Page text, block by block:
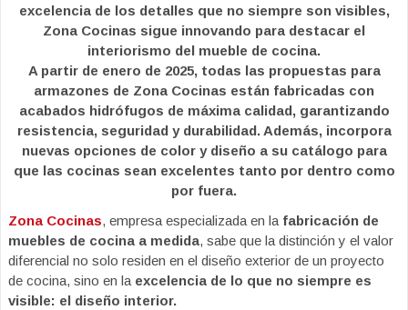
excelencia de los detalles que no siempre son visibles,
Zona Cocinas sigue innovando para destacar el
interiorismo del mueble de cocina.
A partir de enero de 2025, todas las propuestas para
armazones de Zona Cocinas están fabricadas con
acabados hidrófugos de máxima calidad, garantizando
resistencia, seguridad y durabilidad. Además, incorpora
nuevas opciones de color y diseño a su catálogo para
que las cocinas sean excelentes tanto por dentro como
por fuera.
Zona Cocinas, empresa especializada en la fabricación de
muebles de cocina a medida, sabe que la distinción y el valor
diferencial no solo residen en el diseño exterior de un proyecto
de cocina, sino en la excelencia de lo que no siempre es
visible: el diseño interior.